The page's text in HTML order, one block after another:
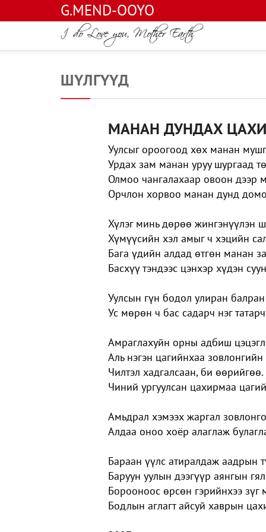
G.MEND-OOYO
ШҮЛГҮҮД
МАНАН ДУНДАХ
Уулсыг ороогоод хөх манан
Урдах зам манан уруу шургаад
Олмоо чангалахаар овоон дээр
Орчлон хорвоо манан дунд
Хүлэг минь дөрөө жингэнүүлэн
Хүмүүсийн хэл амыг ч хэцийн
Бага үдийн алдад өтгөн манан
Басхүү тэндээс цэнхэр хүдэн
Уулсын гүн бодол улиран
Ус мөрөн ч бас садарч нэг
Амраглахуйн орны адбиш
Аль нэгэн цагийнхаа зовлонгийн
Чилтэл хадгалсаан, би
Чиний ургуулсан цахирмаа
Амьдрал хэмээх жаргал
Алдаа оноо хоёр алаглаж
Бараан үүлс атиралдаж аадрын
Баруун уулын дээгүүр аянгын
Борооноос өрсөн гэрийнхээ зүг
Бодлын аглагт айсуй хаврын